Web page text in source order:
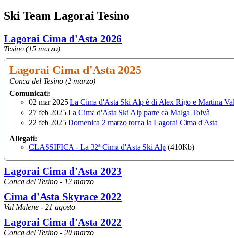
Ski Team Lagorai Tesino
Lagorai Cima d'Asta 2026
Tesino (15 marzo)
Lagorai Cima d'Asta 2025
Conca del Tesino (2 marzo)
Comunicati:
02 mar 2025 La Cima d'Asta Ski Alp è di Alex Rigo e Martina
27 feb 2025 La Cima d'Asta Ski Alp parte da Malga Tolvà
22 feb 2025 Domenica 2 marzo torna la Lagorai Cima d'Asta
Allegati:
CLASSIFICA - La 32ª Cima d'Asta Ski Alp (410Kb)
Lagorai Cima d'Asta 2023
Conca del Tesino - 12 marzo
Cima d'Asta Skyrace 2022
Val Malene - 21 agosto
Lagorai Cima d'Asta 2022
Conca del Tesino - 20 marzo